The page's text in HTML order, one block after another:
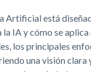
Artificial está
IA y cómo se
los principales
una visión